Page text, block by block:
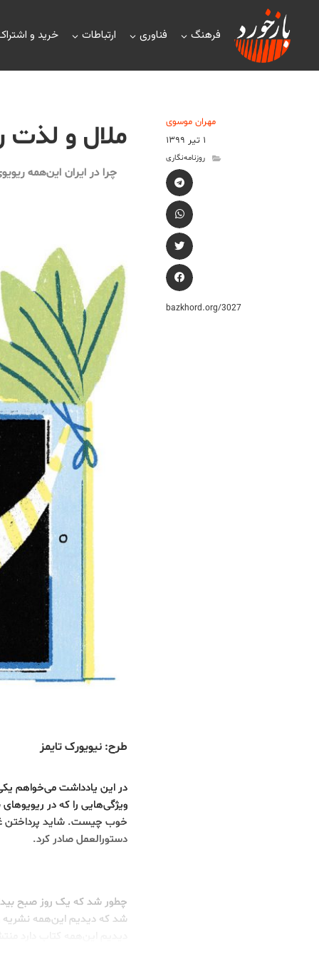
فرهنگ فناوری ارتباطات خرید و
مهران موسوی
۱ تیر ۱۳۹۹
روزنامه‌نگاری
bazkhord.org/3027
ملال و لذت
چرا در ایران این‌همه
طرح: نیویورک تایمز
در این یادداشت می‌خواهم
ویژگی‌هایی را که در
خوب چیست. شاید پرداختن
دستورالعمل صادر کرد.
چطور شد که یک روز صبح
شد که دیدیم این‌همه نشریه